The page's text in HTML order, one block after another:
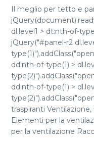
Il meglio per tetto e
dl.level1 > dt:nth-of-
jQuery("#panel-r2
dd:nth-of-type(1) >
dd:nth-of-type(1) >
traspiranti
Elementi per la
per la ventilazione